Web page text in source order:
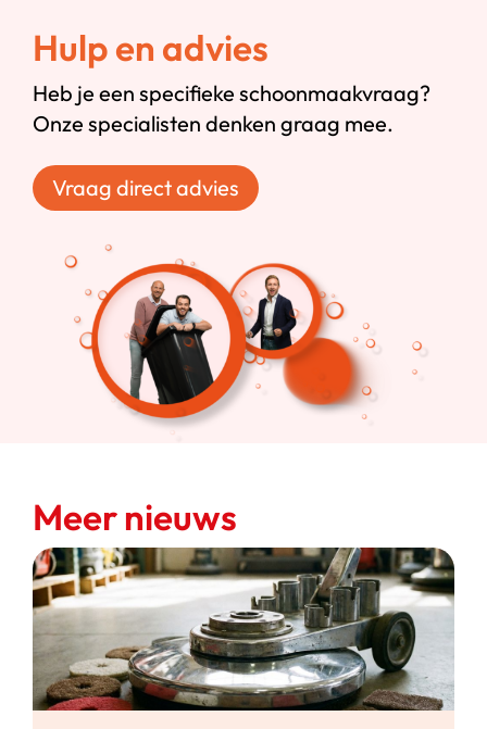
Hulp en advies
Heb je een specifieke schoonmaakvraag?
Onze specialisten denken graag mee.
Vraag direct advies
Meer nieuws